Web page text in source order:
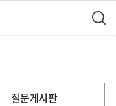
질문게시판